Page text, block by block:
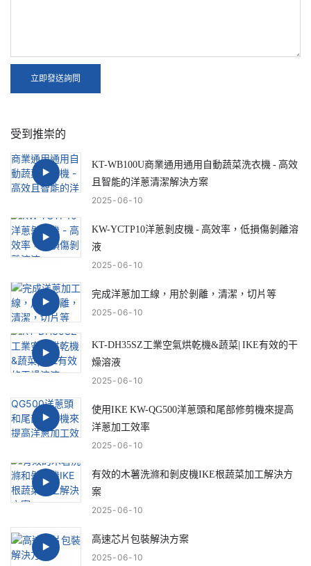
立即發送詢問
受到推崇的
KT-WB100U商業通用通用自動蔬菜洗衣機 - 高效
且智能的洋蔥清潔解決方案
2025 06 10
KW-YCTP10洋蔥剝皮機 - 高效率，低損傷剝離溶
液
2025 06 10
完成洋蔥加工線，用於剝離，清潔，切片等
2025 06 10
KT-DH35SZ工業空氣烘乾機&蔬菜| IKE有效的干
燥溶液
2025 06 10
使用IKE KW-QG500洋蔥頭和尾部修剪機來提高
洋蔥加工效率
2025 06 10
有效的木薯洗滌和剝皮機IKE根蔬菜加工解決方
案
2025 06 10
高速芯片包裝解決方案
2025 06 10